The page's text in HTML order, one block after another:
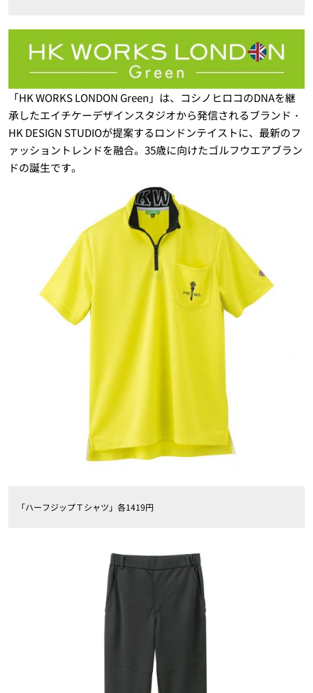
「HK WORKS LONDON Green」は、コシノヒロコのDNAを継
承したエイチケーデザインスタジオから発信されるブランド・
HK DESIGN STUDIOが提案するロンドンテイストに、最新のフ
ァッショントレンドを融合。35歳に向けたゴルフウエアブラン
ドの誕生です。
「ハーフジップＴシャツ」各1419円